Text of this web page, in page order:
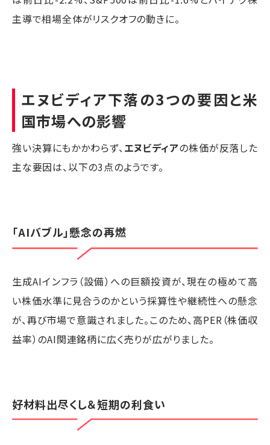
主導で相場全体がリスクオフの動きに。
エヌビディア下落の3つの要因と米
国市場への影響
強い決算にもかかわらず、エヌビディアの株価が反落した
主な要因は、以下の3点のようです。
「AIバブル」懸念の再燃
生成AIインフラ（設備）への巨額投資が、現在の極めて高
い株価水準に見合うのかという採算性や継続性への懸念
が、再び市場で意識されました。このため、高PER（株価収
益率）のAI関連銘柄に広く売りが広がりました。
好材料出尽くし＆短期の利食い